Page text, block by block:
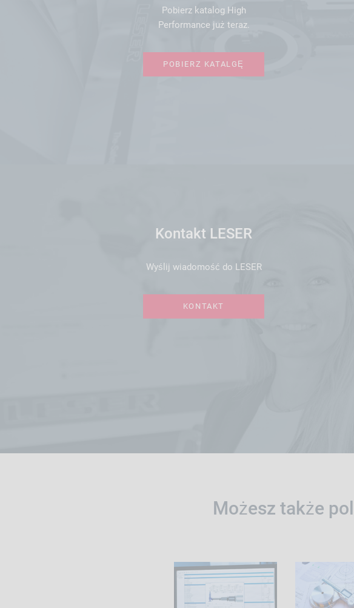
Pobierz katalog High
Performance już teraz.
POBIERZ KATALGĘ
Kontakt LESER
Wyślij wiadomość do LESER
KONTAKT
Możesz także